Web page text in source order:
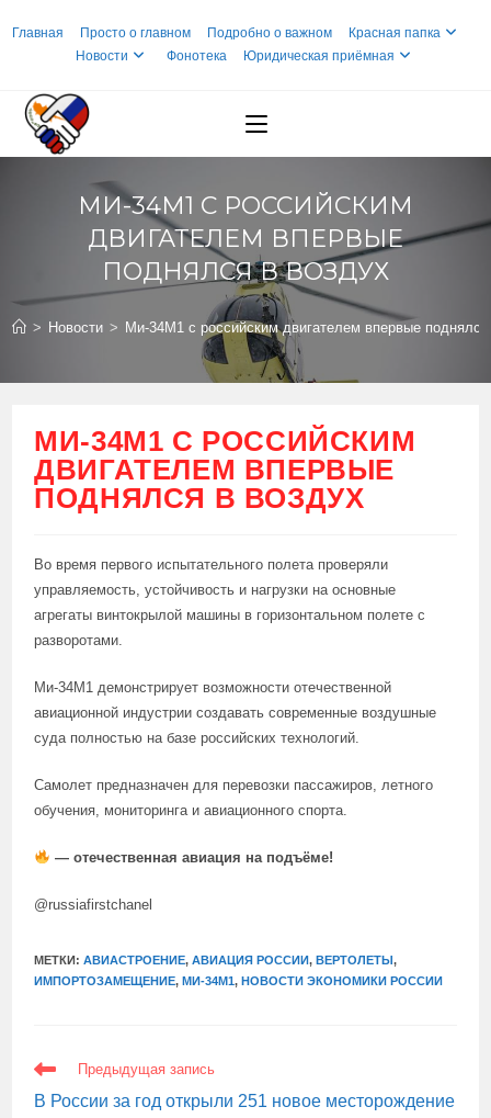
Главная Просто о главном Подробно о важном
Красная папка
Новости
Фонотека Юридическая приёмная
МИ-34М1 С РОССИЙСКИМ
ДВИГАТЕЛЕМ ВПЕРВЫЕ
ПОДНЯЛСЯ В ВОЗДУХ
> Новости > Ми-34М1 с российским двигателем впервые
МИ-34М1 С РОССИЙСКИМ
ДВИГАТЕЛЕМ ВПЕРВЫЕ
ПОДНЯЛСЯ В ВОЗДУХ
Во время первого испытательного полета проверяли
управляемость, устойчивость и нагрузки на основные
агрегаты винтокрылой машины в горизонтальном полете с
разворотами.
Ми-34М1 демонстрирует возможности отечественной
авиационной индустрии создавать современные воздушные
суда полностью на базе российских технологий.
Самолет предназначен для перевозки пассажиров, летного
обучения, мониторинга и авиационного спорта.
— отечественная авиация на подъёме!
@russiafirstchanel
МЕТКИ:АВИАСТРОЕНИЕ, АВИАЦИЯ РОССИИ, ВЕРТОЛЕТЫ,
ИМПОРТОЗАМЕЩЕНИЕ, МИ-34М1, НОВОСТИ ЭКОНОМИКИ РОССИИ
ЕЩЕ
СТАТЬИ
Предыдущая запись
В России за год открыли 251 новое месторождение